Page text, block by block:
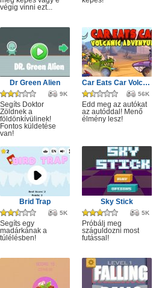
végig vinni ezt...
Dr Green Alien
9K
Segíts Doktor
Zöldnek a
földönkívülinek!
Fontos küldetése
van!
Car Eats Car Volcanic Adventure
56K
Edd meg az autókat
az autóddal! Menő
élmény lesz!
Brid Trap
5K
Segíts egy
madárkának a
túlélésben!
Sky Stick
5K
Próbálj meg
száguldozni most
futással!